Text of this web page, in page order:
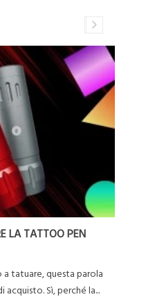
LA TATTOO PEN
tatuare, questa parola
Sì, perché la...